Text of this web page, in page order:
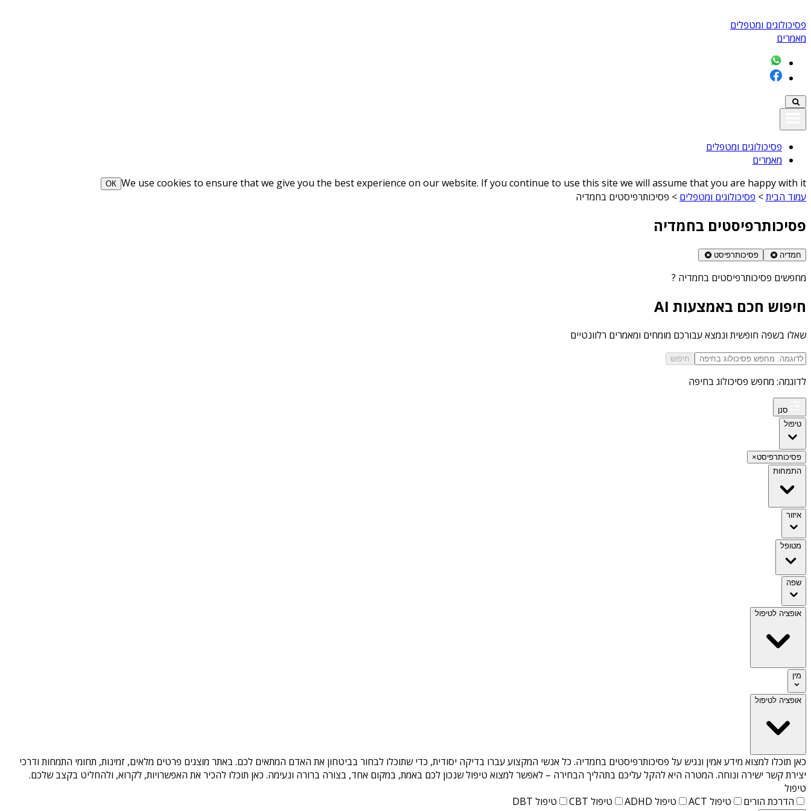
פסיכולוגים ומטפלים
מאמרים
פסיכולוגים ומטפלים
מאמרים
We use cookies to ensure that we give you the best experience on our website. If you continue to use this site we will assume that you are happy with it
ОК
עמוד הבית> פסיכולוגים ומטפלים > פסיכותרפיסטים בחמדיה
פסיכותרפיסטים בחמדיה
חמדיה פסיכותרפיסט
מחפשים פסיכותרפיסטים בחמדיה ?
חיפוש חכם באמצעות AI
שאלו בשפה חופשית ונמצא עבורכם מומחים ומאמרים רלוונטיים
חיפוש
לדוגמה: מחפש פסיכולוג בחיפה
סנן
טיפול
פסיכותרפיסט×
התמחות
איזור
מטופל
שפה
אופציה לטיפול
מין
אופציה לטיפול
כאן תוכלו למצוא מידע אמין ונגיש על פסיכותרפיסטים בחמדיה. כל אנשי המקצוע עברו בדיקה יסודית, כדי שתוכלו לבחור בביטחון את האדם המתאים לכם. באתר מוצגים פרטים מלאים, זמינות, תחומי התמחות ודרכי
יצירת קשר ישירה ונוחה. המטרה היא להקל עליכם בתהליך הבחירה – לאפשר למצוא טיפול שנכון לכם באמת, במקום אחד, בצורה ברורה ונעימה. כאן תוכלו להכיר את האפשרויות, לקרוא, ולהחליט בקצב שלכם.
טיפול
הדרכת הורים
טיפול ACT טיפול ADHD טיפול CBT טיפול DBT